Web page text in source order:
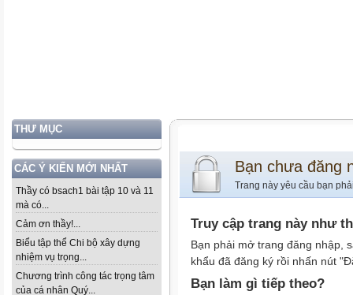
THƯ MỤC
CÁC Ý KIẾN MỚI NHẤT
Thầy có bsach1 bài tập 10 và 11
mà có...
Cảm ơn thầy!...
Biểu tập thể Chi bộ xây dựng
nhiệm vụ trọng...
Chương trình công tác trọng tâm
của cá nhân Quý...
Bạn chưa đăng
Trang này yêu cầu bạn
Truy cập trang này như
Bạn phải mở trang đăng nhập,
khẩu đã đăng ký rồi nhấn nút
Bạn làm gì tiếp theo?